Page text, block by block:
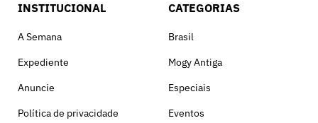
INSTITUCIONAL
A Semana
Expediente
Anuncie
Política de privacidade
CATEGORIAS
Brasil
Mogy Antiga
Especiais
Eventos